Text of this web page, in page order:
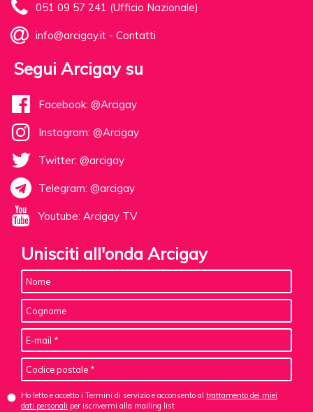
051 09 57 241 (Ufficio Nazionale)
info@arcigay.it - Contatti
Segui Arcigay su
Facebook: @Arcigay
Instagram: @Arcigay
Twitter: @arcigay
Telegram: @arcigay
Youtube: Arcigay TV
Unisciti all'onda Arcigay
Ho letto e accetto i Termini di servizio e acconsento al trattamento dei miei
dati personali per iscrivermi alla mailing list